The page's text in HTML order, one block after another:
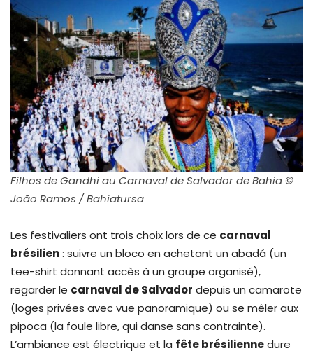
Filhos de Gandhi au Carnaval de Salvador de Bahia ©
João Ramos / Bahiatursa
Les festivaliers ont trois choix lors de ce carnaval
brésilien: suivre un bloco en achetant un abadá (un
tee-shirt donnant accès à un groupe organisé),
regarder le carnaval de Salvador depuis un camarote
(loges privées avec vue panoramique) ou se mêler aux
pipoca (la foule libre, qui danse sans contrainte).
L’ambiance est électrique et la fête brésiliennedure